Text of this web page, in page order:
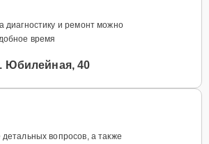
диагностику и ремонт можно
время
Юбилейная, 40
вопросов, а также